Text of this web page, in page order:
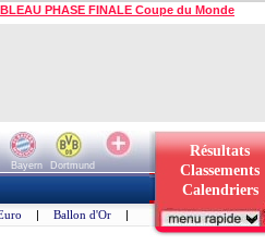
PHASE FINALE Coupe du Monde
Bayern
Dortmund
Résultats
Classements
Calendriers
| Ballon d'Or |